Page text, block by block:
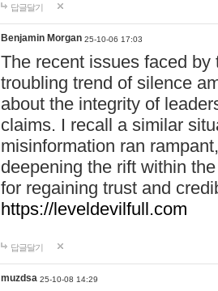
답글달기
Benjamin Morgan 25-10-06 17:03
The recent issues faced
troubling trend of silence
about the integrity of
claims. I recall a similar
misinformation ran
deepening the rift within
for regaining trust and
https://leveldevilfull.com
답글달기
muzdsa 25-10-08 14:29